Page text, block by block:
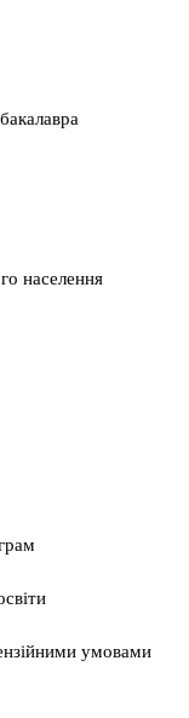
населення
умовами